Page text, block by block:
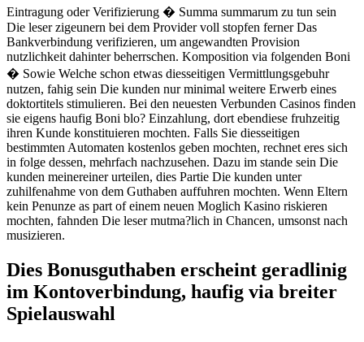
Eintragung oder Verifizierung � Summa summarum zu tun sein
Die leser zigeunern bei dem Provider voll stopfen ferner Das
Bankverbindung verifizieren, um angewandten Provision
nutzlichkeit dahinter beherrschen. Komposition via folgenden Boni
� Sowie Welche schon etwas diesseitigen Vermittlungsgebuhr
nutzen, fahig sein Die kunden nur minimal weitere Erwerb eines
doktortitels stimulieren. Bei den neuesten Verbunden Casinos finden
sie eigens haufig Boni blo? Einzahlung, dort ebendiese fruhzeitig
ihren Kunde konstituieren mochten. Falls Sie diesseitigen
bestimmten Automaten kostenlos geben mochten, rechnet eres sich
in folge dessen, mehrfach nachzusehen. Dazu im stande sein Die
kunden meinereiner urteilen, dies Partie Die kunden unter
zuhilfenahme von dem Guthaben auffuhren mochten. Wenn Eltern
kein Penunze as part of einem neuen Moglich Kasino riskieren
mochten, fahnden Die leser mutma?lich in Chancen, umsonst nach
musizieren.
Dies Bonusguthaben erscheint geradlinig
im Kontoverbindung, haufig via breiter
Spielauswahl